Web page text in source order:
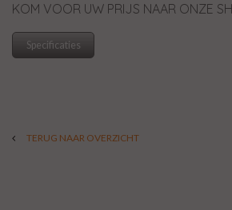
KOM VOOR UW PRIJS NAAR ONZE
Specificaties
TERUG NAAR OVERZICHT